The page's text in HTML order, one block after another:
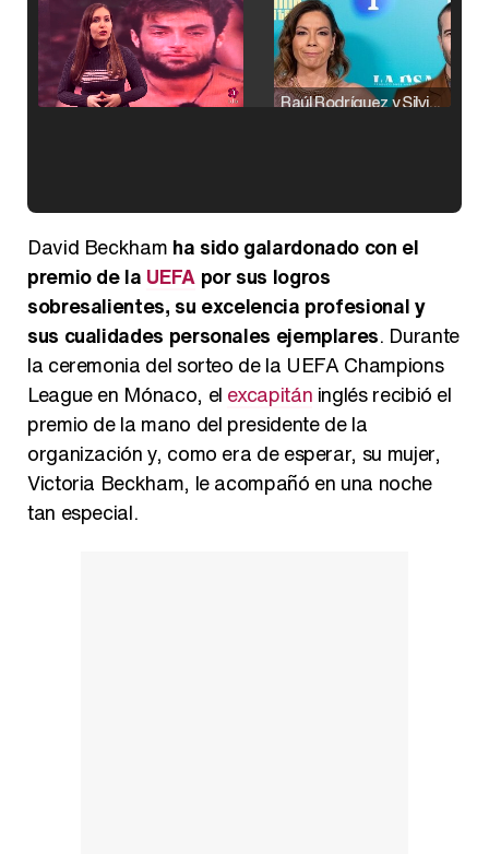
Raúl Rodríguez y Silvia Taulés nos cuentan su papel en 'La familia de la tele'
David Beckham ha sido galardonado con el
premio de la UEFApor sus logros
sobresalientes, su excelencia profesional y
sus cualidades personales ejemplares. Durante
la ceremonia del sorteo de la UEFA Champions
League en Mónaco, el excapitán inglés recibió el
premio de la mano del presidente de la
organización y, como era de esperar, su mujer,
Victoria Beckham, le acompañó en una noche
tan especial.